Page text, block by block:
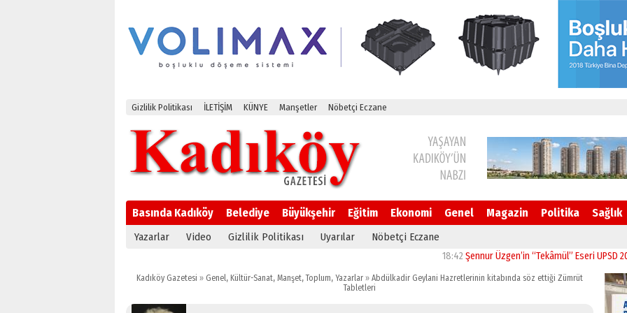
Gizlilik Politikası İLETİŞİM KÜNYE Manşetler Nöbetçi Eczane
Basında Kadıköy Belediye Büyükşehir Eğitim Ekonomi Genel Magazin Politika Sağlık
Yazarlar Video Gizlilik Politikası Uyarılar Nöbetçi Eczane
Şennur Üzgen’in “Tekâmül” Eseri UPSD 2026 Yaz
Kadıköy Gazetesi » Genel, Kültür-Sanat, Manşet,Toplum, Yazarlar » Abdülkadir Geylani Hazretlerinin kitabında söz ettiği Zümrüt
Tabletleri